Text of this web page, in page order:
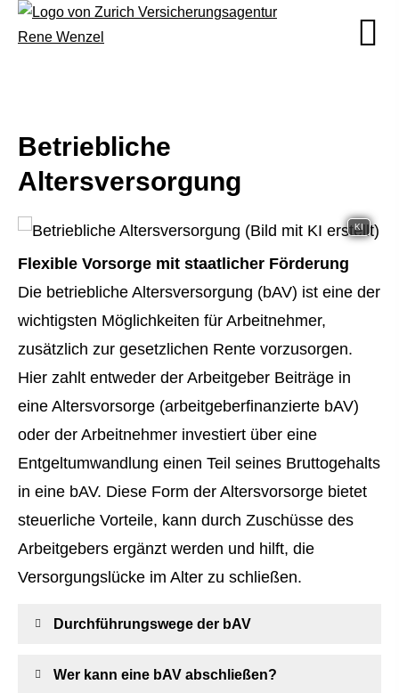
Betriebliche
Altersversorgung
KI
Flexible Vorsorge mit staatlicher Förderung
Die betriebliche Altersversorgung (bAV) ist eine der
wichtigsten Möglichkeiten für Arbeitnehmer,
zusätzlich zur gesetzlichen Rente vorzusorgen.
Hier zahlt entweder der Arbeitgeber Beiträge in
eine Alters­vorsorge (arbeitgeberfinanzierte bAV)
oder der Arbeitnehmer investiert über eine
Entgeltumwandlung einen Teil seines Bruttogehalts
in eine bAV. Diese Form der Alters­vorsorge bietet
steuerliche Vorteile, kann durch Zuschüsse des
Arbeitgebers ergänzt werden und hilft, die
Versorgungslücke im Alter zu schließen.
Durchführungswege der bAV
Wer kann eine bAV abschließen?